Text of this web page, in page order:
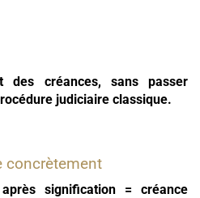
des créances, sans passer
judiciaire classique.
concrètement
signification = créance